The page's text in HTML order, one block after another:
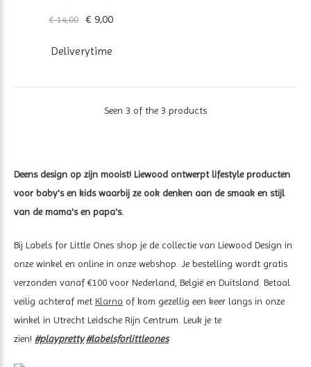
€ 14,00 € 9,00
Deliverytime
Seen 3 of the 3 products
Deens design op zijn mooist! Liewood ontwerpt lifestyle producten
voor baby's en kids waarbij ze ook denken aan de smaak en stijl
van de mama's en papa's.
Bij Labels for Little Ones shop je de collectie van Liewood Design in
onze winkel en online in onze webshop. Je bestelling wordt gratis
verzonden vanaf €100 voor Nederland, België en Duitsland. Betaal
veilig achteraf met Klarna of kom gezellig een keer langs in onze
winkel in Utrecht Leidsche Rijn Centrum. Leuk je te
zien! #playpretty#labelsforlittleones